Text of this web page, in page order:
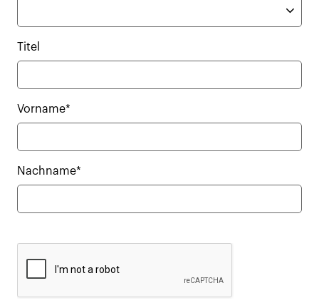
Titel
Vorname*
Nachname*